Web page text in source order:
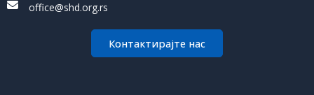
office@shd.org.rs
Контактирајте нас